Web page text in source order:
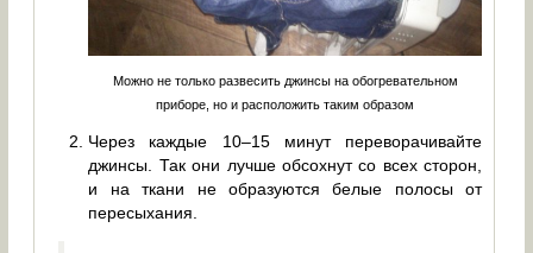
Можно не только развесить джинсы на обогревательном
приборе, но и расположить таким образом
Через каждые 10–15 минут переворачивайте
джинсы. Так они лучше обсохнут со всех сторон,
и на ткани не образуются белые полосы от
пересыхания.